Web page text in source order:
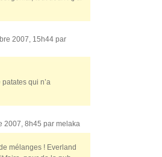
2007, 15h44 par
qui n’a
2007, 8h45 par melaka
mélanges ! Everland